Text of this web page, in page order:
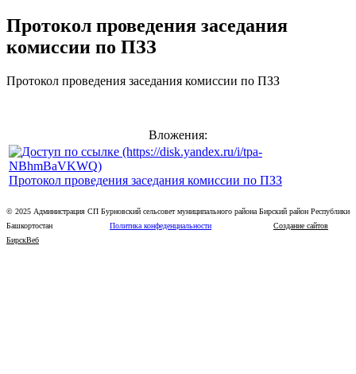
Протокол проведения заседания
комиссии по ПЗЗ
Протокол проведения заседания комиссии по ПЗЗ
Вложения:
Протокол проведения заседания комиссии по ПЗЗ
© 2025 Администрация СП Бурновский сельсовет муниципального района Бирский район Республики
Башкортостан Политика конфеденциальности
Создание сайтов
БирскВеб